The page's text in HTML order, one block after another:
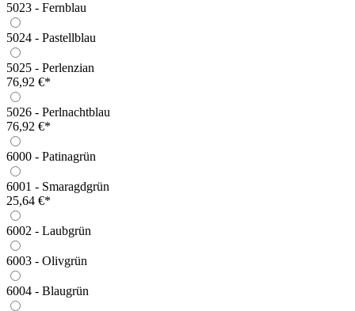
5023 - Fernblau
5024 - Pastellblau
5025 - Perlenzian
76,92 €*
5026 - Perlnachtblau
76,92 €*
6000 - Patinagrün
6001 - Smaragdgrün
25,64 €*
6002 - Laubgrün
6003 - Olivgrün
6004 - Blaugrün